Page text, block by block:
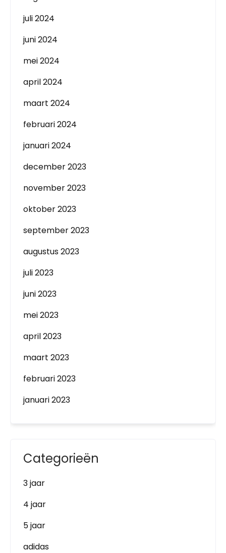
juli 2024
juni 2024
mei 2024
april 2024
maart 2024
februari 2024
januari 2024
december 2023
november 2023
oktober 2023
september 2023
augustus 2023
juli 2023
juni 2023
mei 2023
april 2023
maart 2023
februari 2023
januari 2023
Categorieën
3 jaar
4 jaar
5 jaar
adidas